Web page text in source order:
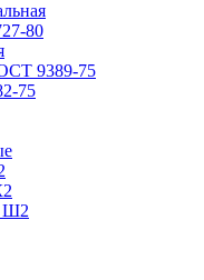
80
9389-75
75
Ш2